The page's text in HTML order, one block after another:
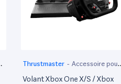
Thrustmaster - Accessoire pour
ordinateur portable
Volant Xbox One X/S / Xbox